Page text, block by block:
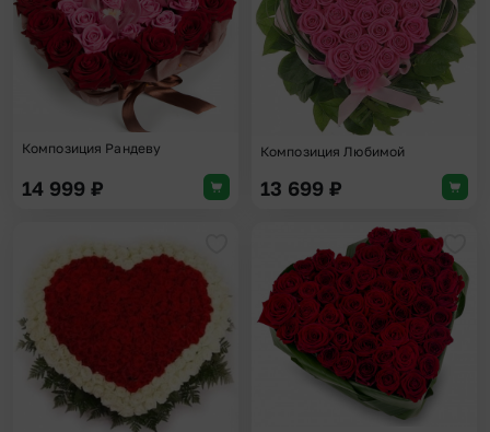
Композиция Рандеву
14 999 ₽
Композиция Любимой
13 699 ₽
Добавить в избранное